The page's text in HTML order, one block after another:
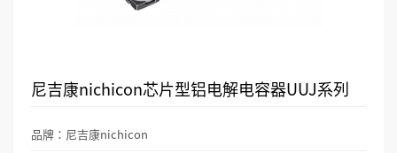
尼吉康nichicon芯片型铝电解电容器UUJ系列
品牌：尼吉康nichicon